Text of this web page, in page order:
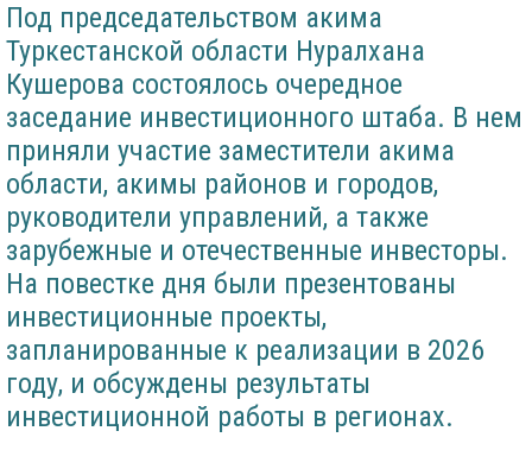
Под председательством акима
Туркестанской области Нуралхана
Кушерова состоялось очередное
заседание инвестиционного штаба. В нем
приняли участие заместители акима
области, акимы районов и городов,
руководители управлений, а также
зарубежные и отечественные инвесторы.
На повестке дня были презентованы
инвестиционные проекты,
запланированные к реализации в 2026
году, и обсуждены результаты
инвестиционной работы в регионах.